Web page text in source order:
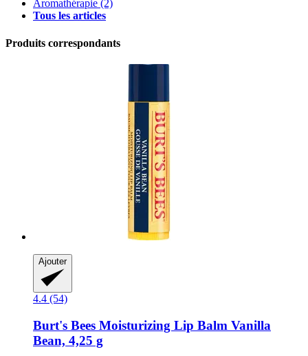
Aromathérapie (2)
Tous les articles
Produits correspondants
Ajouter
4.4 (54)
Burt's Bees Moisturizing Lip Balm Vanilla
Bean, 4,25 g